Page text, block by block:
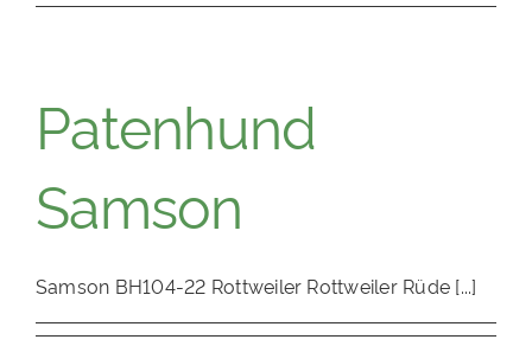
Patenhund
Samson
Samson BH104-22 Rottweiler Rottweiler Rüde [...]